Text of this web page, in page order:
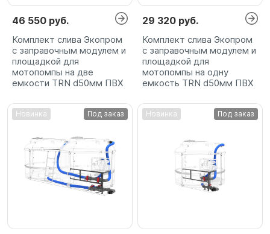
46 550 руб.
Комплект слива Экопром
с заправочным модулем и
площадкой для
мотопомпы на две
емкости TRN d50мм ПВХ
29 320 руб.
Комплект слива Экопром
с заправочным модулем и
площадкой для
мотопомпы на одну
емкость TRN d50мм ПВХ
Новинка Под заказ Новинка Под заказ